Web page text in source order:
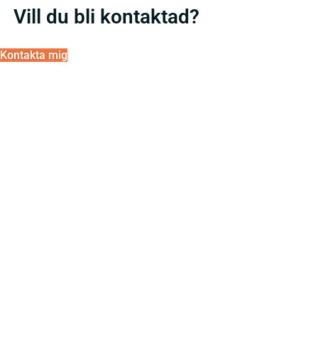
Vill du bli kontaktad?
Kontakta mig